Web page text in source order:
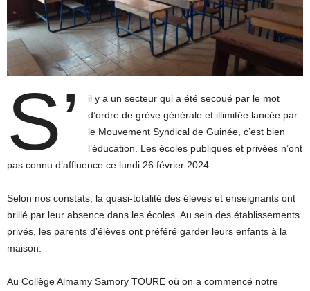
S’
il y a un secteur qui a été secoué par le mot
d’ordre de grève générale et illimitée lancée par
le Mouvement Syndical de Guinée, c’est bien
l’éducation. Les écoles publiques et privées n’ont
pas connu d’affluence ce lundi 26 février 2024.
Selon nos constats, la quasi-totalité des élèves et enseignants ont
brillé par leur absence dans les écoles. Au sein des établissements
privés, les parents d’élèves ont préféré garder leurs enfants à la
maison.
Au Collège Almamy Samory TOURE où on a commencé notre